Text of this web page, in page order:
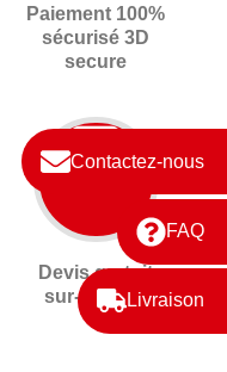
Contactez-nous
FAQ
Livraison
Paiement 100%
sécurisé 3D
secure
Devis gratuit
sur-mesure